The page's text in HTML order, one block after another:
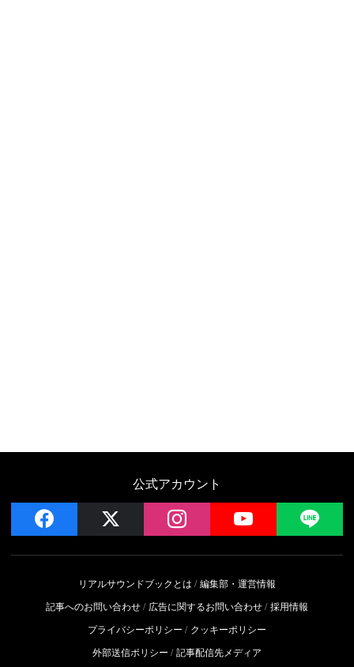
公式アカウント
facebook instagram YouTube
リアルサウンドブックとは
編集部・運営情報
記事へのお問い合わせ
広告に関するお問い合わせ 採用情報
プライバシーポリシー
クッキーポリシー
外部送信ポリシー
記事配信先メディア